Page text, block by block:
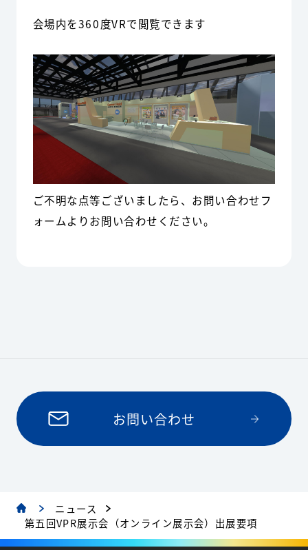
会場内を360度VRで閲覧できます
ご不明な点等ございましたら、お問い合わせフ
ォームよりお問い合わせください。
お問い合わせ
ニュース
第五回VPR展示会（オンライン展示会）出展要項